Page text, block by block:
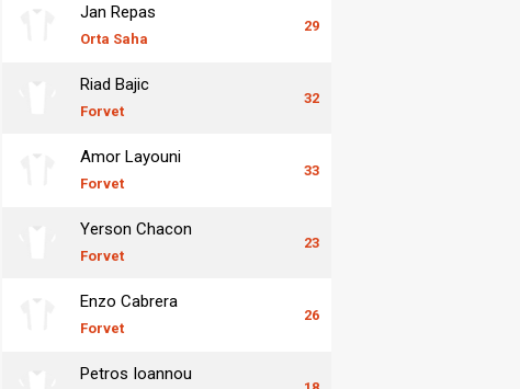
Jan Repas
Orta Saha
29
Riad Bajic
Forvet
32
Amor Layouni
Forvet
33
Yerson Chacon
Forvet
23
Enzo Cabrera
Forvet
26
Petros Ioannou